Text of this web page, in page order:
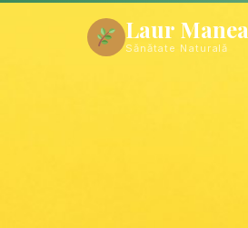
Laur Manea
Sănătate Naturală